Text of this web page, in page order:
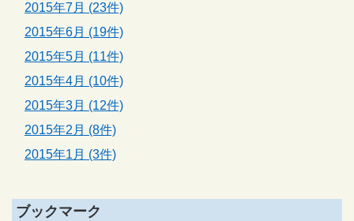
2015年7月 (23件)
2015年6月 (19件)
2015年5月 (11件)
2015年4月 (10件)
2015年3月 (12件)
2015年2月 (8件)
2015年1月 (3件)
ブックマーク